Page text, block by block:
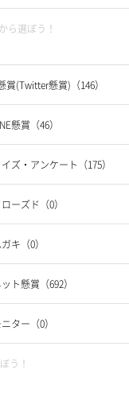
ら選ぼう！
賞(Twitter懸賞)（146）
懸賞（46）
ズ・アンケート（175）
ーズド（0）
キ（0）
ト懸賞（692）
ター（0）
う！